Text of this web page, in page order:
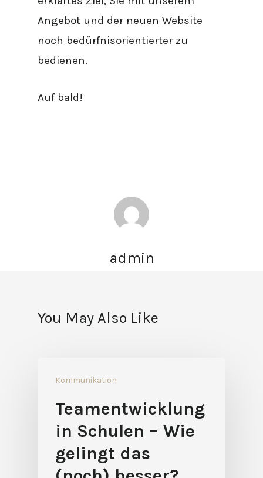
Angebot und der neuen Website
noch bedürfnisorientierter zu
bedienen.
Auf bald!
admin
You May Also Like
Kommunikation
Teamentwicklung
in Schulen – Wie
gelingt das